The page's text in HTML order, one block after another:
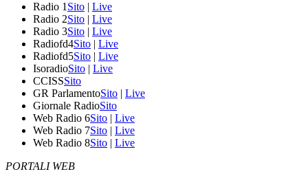
Radio 1 Sito | Live
Radio 2Sito | Live
Radio 3Sito | Live
Radiofd4Sito | Live
Radiofd5Sito | Live
IsoradioSito | Live
CCISSSito
GR ParlamentoSito | Live
Giornale RadioSito
Web Radio 6Sito | Live
Web Radio 7Sito | Live
Web Radio 8Sito | Live
PORTALI WEB